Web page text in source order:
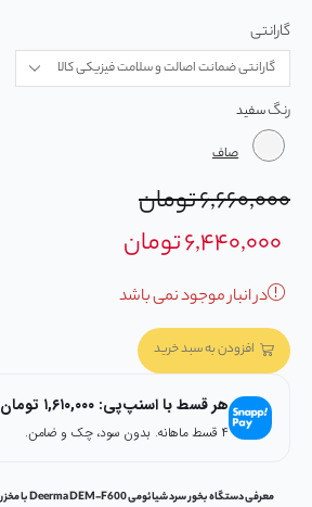
گارانتی
رنگ
صاف
۶,۶۶۰,۰۰۰تومان
۶,۴۴۰,۰۰۰تومان
در انبار موجود نمی باشد
افزودن به سبد خرید
هر قسط با اسنپ‌پی: ۱,۶۱۰,۰۰۰ تومان
۴ قسط ماهانه. بدون سود، چک و ضامن.